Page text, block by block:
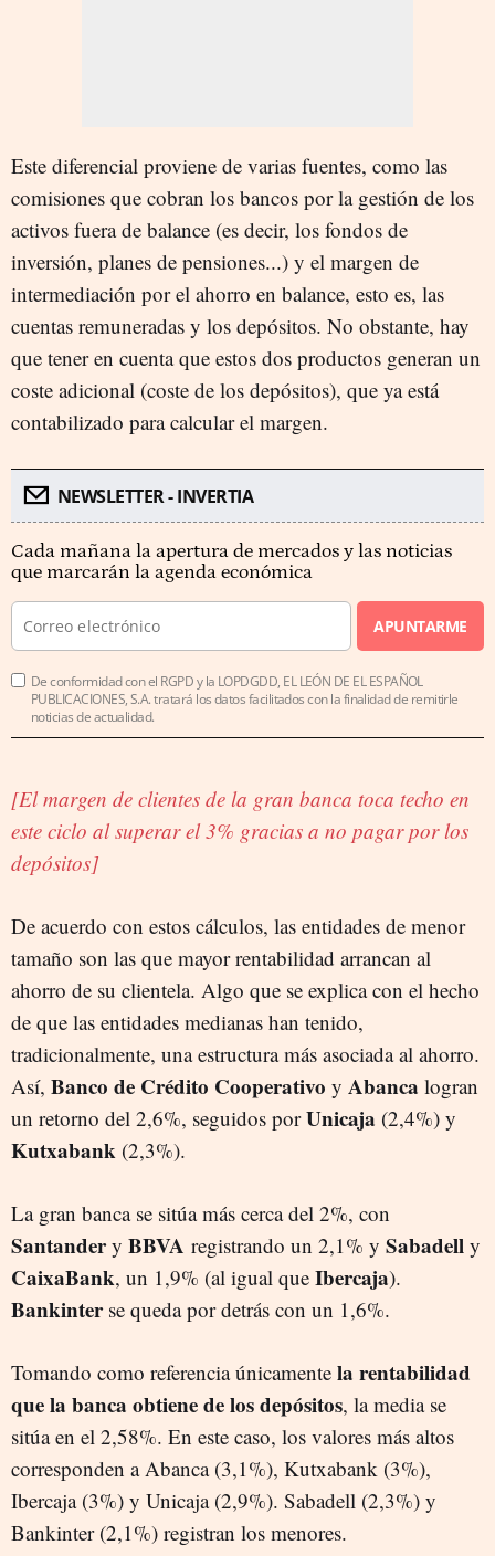
Este diferencial proviene de varias fuentes, como las
comisiones que cobran los bancos por la gestión de los
activos fuera de balance (es decir, los fondos de
inversión, planes de pensiones...) y el margen de
intermediación por el ahorro en balance, esto es, las
cuentas remuneradas y los depósitos. No obstante, hay
que tener en cuenta que estos dos productos generan un
coste adicional (coste de los depósitos), que ya está
contabilizado para calcular el margen.
NEWSLETTER - INVERTIA
Cada mañana la apertura de mercados y las noticias
que marcarán la agenda económica
APUNTARME
De conformidad con el RGPD y la LOPDGDD, EL LEÓN DE EL ESPAÑOL
PUBLICACIONES, S.A. tratará los datos facilitados con la finalidad de remitirle
noticias de actualidad.
[El margen de clientes de la gran banca toca techo en
este ciclo al superar el 3% gracias a no pagar por los
depósitos]
De acuerdo con estos cálculos, las entidades de menor
tamaño son las que mayor rentabilidad arrancan al
ahorro de su clientela. Algo que se explica con el hecho
de que las entidades medianas han tenido,
tradicionalmente, una estructura más asociada al ahorro.
Así, Banco de Crédito Cooperativo y Abanca logran
un retorno del 2,6%, seguidos porUnicaja (2,4%) y
Kutxabank (2,3%).
La gran banca se sitúa más cerca del 2%, con
Santandery BBVA registrando un 2,1% y Sabadell y
CaixaBank, un 1,9% (al igual que Ibercaja).
Bankinterse queda por detrás con un 1,6%.
Tomando como referencia únicamente la rentabilidad
que la banca obtiene de los depósitos, la media se
sitúa en el 2,58%. En este caso, los valores más altos
corresponden a Abanca (3,1%), Kutxabank (3%),
Ibercaja (3%) y Unicaja (2,9%). Sabadell (2,3%) y
Bankinter (2,1%) registran los menores.